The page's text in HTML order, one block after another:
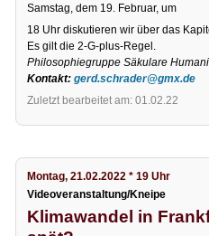
Samstag, dem 19. Februar, um
18 Uhr diskutieren wir über das
Es gilt die 2-G-plus-Regel.
Philosophiegruppe Säkulare
Kontakt:gerd.schrader@gmx.de
Zuletzt bearbeitet am: 01.02.22
Montag, 21.02.2022 * 19 Uhr
Videoveranstaltung/Kneipe
Klimawandel in